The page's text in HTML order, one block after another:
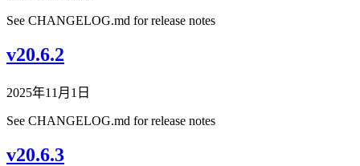
See CHANGELOG.md for release notes
v20.6.2
2025年11月1日
See CHANGELOG.md for release notes
v20.6.3